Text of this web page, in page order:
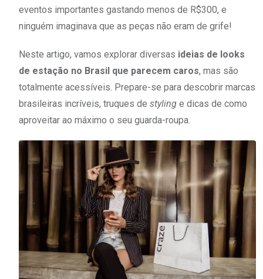
eventos importantes gastando menos de R$300, e
ninguém imaginava que as peças não eram de grife!
Neste artigo, vamos explorar diversas ideias de looks
de estação no Brasil que parecem caros, mas são
totalmente acessíveis. Prepare-se para descobrir marcas
brasileiras incríveis, truques de styling e dicas de como
aproveitar ao máximo o seu guarda-roupa.